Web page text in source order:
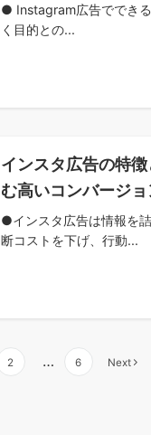
● Instagram広告ででき
く目的との...
インスタ広告の特
む高いコンバージ
●インスタ広告は情報を
断コストを下げ、行動...
2 … 6 Next